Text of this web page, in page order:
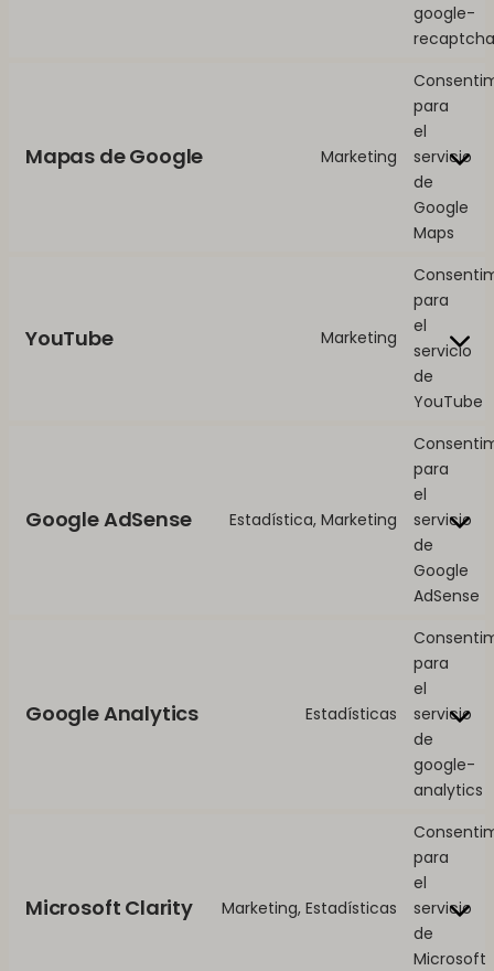
google-
recaptcha
Mapas de Google Marketing
para
el
servicio
de
Google
Maps
YouTube Marketing
para
el
servicio
de
YouTube
Google AdSense Estadística, Marketing
para
el
servicio
de
Google
AdSense
Google Analytics Estadísticas
para
el
servicio
de
google-
analytics
Microsoft Clarity Marketing, Estadísticas
para
el
servicio
de
Microsoft